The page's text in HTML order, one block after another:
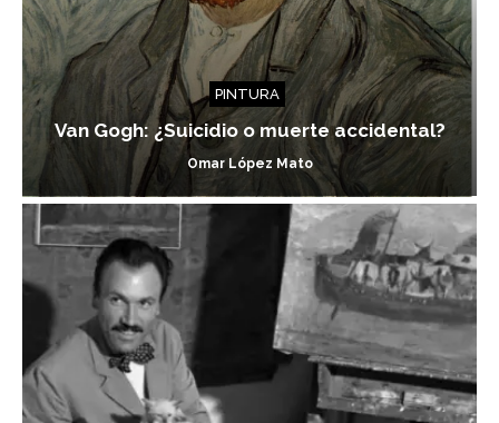
PINTURA
Van Gogh: ¿Suicidio o muerte accidental?
Omar López Mato